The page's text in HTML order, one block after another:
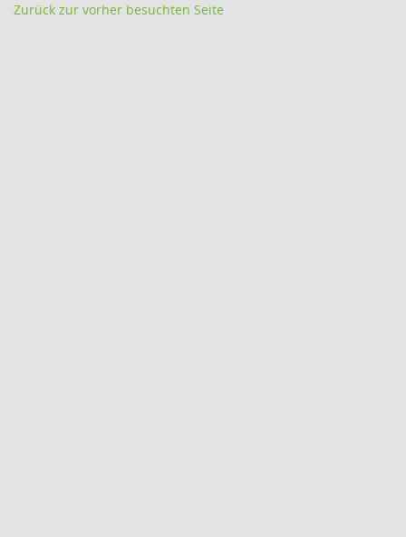
Zurück zur vorher besuchten Seite